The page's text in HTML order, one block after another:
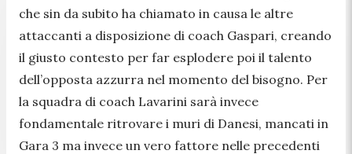
che sin da subito ha chiamato in causa le altre
attaccanti a disposizione di coach Gaspari, creando
il giusto contesto per far esplodere poi il talento
dell’opposta azzurra nel momento del bisogno. Per
la squadra di coach Lavarini sarà invece
fondamentale ritrovare i muri di Danesi, mancati in
Gara 3 ma invece un vero fattore nelle precedenti